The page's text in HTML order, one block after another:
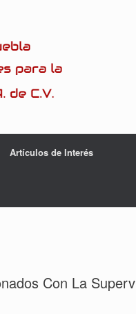
Artículos de Interés
Con La